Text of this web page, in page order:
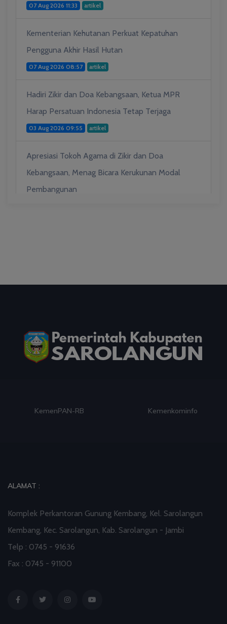
07 Aug 2026 11:33 artikel
Kementerian Kehutanan Perkuat Kepatuhan
Pengguna Akhir Hasil Hutan
07 Aug 2026 08:57 artikel
Hadiri Zikir dan Doa Kebangsaan, Ketua MPR
Harap Persatuan Indonesia Tetap Terjaga
03 Aug 2026 09:55 artikel
Apresiasi Tokoh Agama di Zikir dan Doa
Kebangsaan, Menag Bicara Kerukunan Modal
Pembangunan
Paduan Suara yang Menyatukan Harapan untuk
01 Aug 2026 18:00 artikel
Kemenkominfo K.P.K
ALAMAT :
Komplek Perkantoran Gunung Kembang, Kel. Sarolangun
Kembang, Kec. Sarolangun, Kab. Sarolangun - Jambi
Telp : 0745 - 91636
Fax : 0745 - 91100